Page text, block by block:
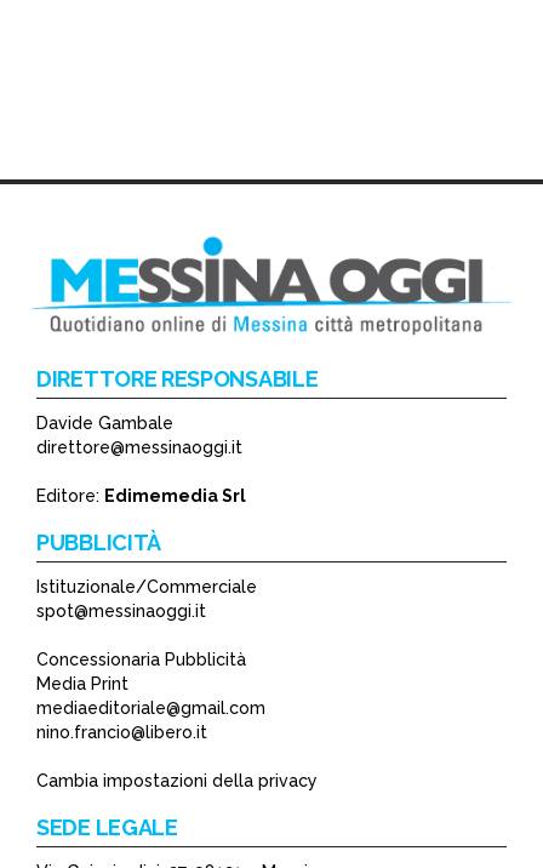
DIRETTORE RESPONSABILE
Davide Gambale
direttore@messinaoggi.it
Editore: Edimemedia Srl
PUBBLICITÀ
Istituzionale/Commerciale
spot@messinaoggi.it
Concessionaria Pubblicità
Media Print
mediaeditoriale@gmail.com
nino.francio@libero.it
Cambia impostazioni della privacy
SEDE LEGALE